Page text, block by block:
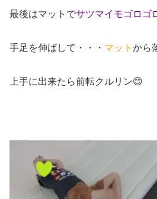
最後はマットでサツマイモゴロゴ
手足を伸ばして・・・ マット から
上手に出来たら前転クルリン😊